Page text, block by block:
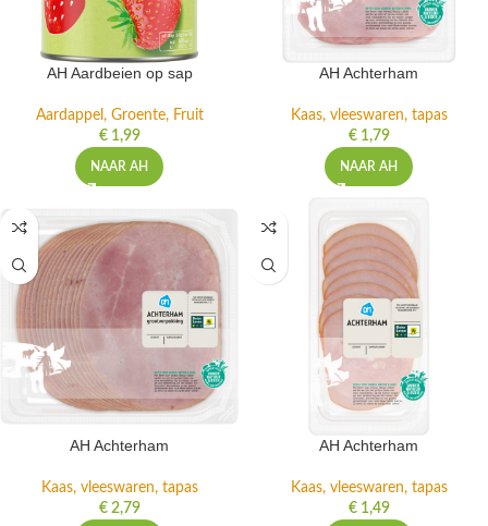
AH Aardbeien op sap
Aardappel, Groente, Fruit
€1,99
NAAR AH
AH Achterham
Kaas, vleeswaren, tapas
€1,79
NAAR AH
AH Achterham
Kaas, vleeswaren, tapas
€2,79
AH Achterham
Kaas, vleeswaren, tapas
€1,49